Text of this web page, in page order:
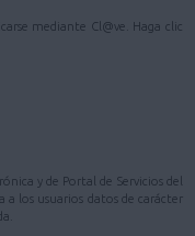
mediante Cl@ve. Haga clic
y de Portal de Servicios del
los usuarios datos de carácter